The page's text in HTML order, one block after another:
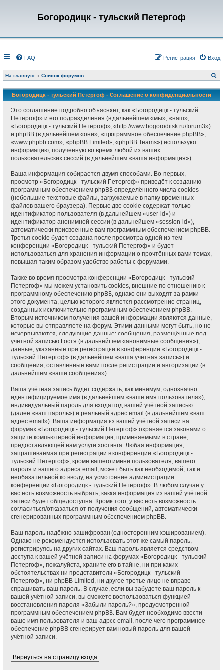
Богородицк - тульский Петергоф
FAQ Вход
Регистрация
На главную Список форумов
о
с
Богородицк - тульский Петергоф - Соглашение о конфиденциальности
Это соглашение подробно объясняет, как «Богородицк - тульский
Петергоф» и его подразделения (в дальнейшем «мы», «наш»,
«Богородицк - тульский Петергоф», «http://www.bogoroditsk.ru/forum3»)
и phpBB (в дальнейшем «они», «программное обеспечение phpBB»,
«www.phpbb.com», «phpBB Limited», «phpBB Teams») используют
информацию, полученную во время любой из ваших
пользовательских сессий (в дальнейшем «ваша информация»).
Ваша информация собирается двумя способами. Во-первых,
просмотр «Богородицк - тульский Петергоф» приведёт к созданию
программным обеспечением phpBB определённого числа cookies
(небольшие текстовые файлы, загружаемые в папку временных
файлов вашего браузера). Первые две cookie содержат только
идентификатор пользователя (в дальнейшем «user-id») и
идентификатор анонимной сессии (в дальнейшем «session-id»),
автоматически присвоенные вам программным обеспечением phpBB.
Третья cookie будет создана после просмотра одной из тем
конференции «Богородицк - тульский Петергоф» и будет
использоваться для хранения информации о прочтённых вами темах,
повышая таким образом удобство работы с форумами.
Также во время просмотра конференции «Богородицк - тульский
Петергоф» мы можем установить cookies, внешние по отношению к
программному обеспечению phpBB, однако они выходят за рамки
этого документа, целью которого является рассмотрение страниц,
созданных исключительно программным обеспечением phpBB.
Вторым источником получения вашей информации являются данные,
которые вы отправляете на форум. Этими данными могут быть, но не
исчерпываются, следующие данные: сообщения, размещённые под
учётной записью Гостя (в дальнейшем «анонимные сообщения»),
данные, указанные при регистрации в конференции «Богородицк -
тульский Петергоф» (в дальнейшем «ваша учётная запись») и
сообщения, оставленные вами после регистрации и авторизации (в
дальнейшем «ваши сообщения»).
Ваша учётная запись будет содержать, как минимум, однозначно
идентифицируемое имя (в дальнейшем «ваше имя пользователя»),
индивидуальный пароль для входа под вашей учётной записью
(далее «ваш пароль») и реальный адрес email (в дальнейшем «ваш
адрес email»). Ваша информация из вашей учётной записи на
форумах «Богородицк - тульский Петергоф» охраняется законами о
защите компьютерной информации, применяемыми в стране,
предоставляющей нам услуги хостинга. Любая информация,
запрашиваемая при регистрации в конференции «Богородицк -
тульский Петергоф», кроме вашего имени пользователя, вашего
пароля и вашего адреса email, может быть как необходимой, так и
необязательной ко вводу, на усмотрение администрации
конференции «Богородицк - тульский Петергоф». В любом случае у
вас есть возможность выбрать, какая информация из вашей учётной
записи будет общедоступна. Кроме того, у вас есть возможность
согласиться/отказаться от получения сообщений, автоматически
сгенерированных программным обеспечением phpBB.
Ваш пароль надёжно зашифрован (односторонним хэшированием).
Однако не рекомендуется использовать этот же самый пароль,
регистрируясь на других сайтах. Ваш пароль является средством
доступа к вашей учётной записи на форумах «Богородицк - тульский
Петергоф», пожалуйста, храните его в тайне, ни при каких
обстоятельствах ни представители «Богородицк - тульский
Петергоф», ни phpBB Limited, ни другое третье лицо не вправе
спрашивать ваш пароль. В случае, если вы забудете ваш пароль к
вашей учётной записи, вы сможете воспользоваться функцией
восстановления пароля «Забыли пароль?», предусмотренной
программным обеспечением phpBB. Вам будет необходимо ввести
ваше имя пользователя и ваш адрес email, после чего программное
обеспечение phpBB сгенерирует вам новый пароль для вашей
учётной записи.
Вернуться на страницу входа